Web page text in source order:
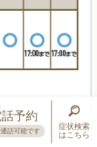
話予約
話可能です
症状検索
はこちら